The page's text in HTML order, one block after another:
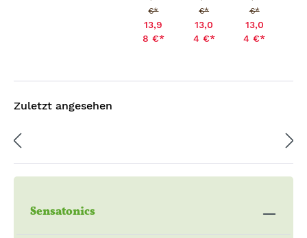
Teilestr. 11-16, Tor 0
info@sensatonics.de
Achtung:
Räucherwerk fernhalten.
€*
13,9
8 €*
€*
13,0
4 €*
€*
13,0
4 €*
Zuletzt angesehen
Sensatonics